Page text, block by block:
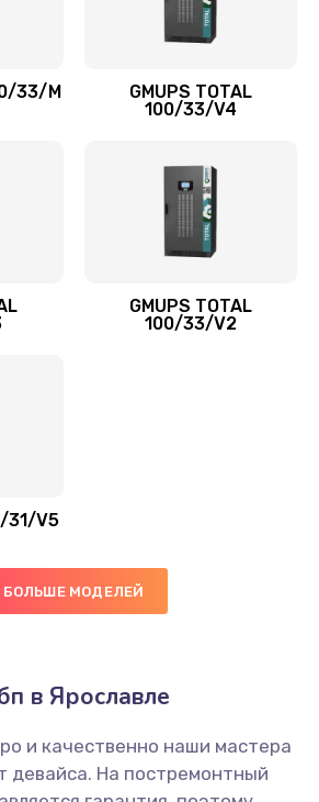
33/M
GMUPS TOTAL
100/33/V4
GMUPS TOTAL
100/33/V2
31/V5
БОЛЬШЕ МОДЕЛЕЙ
в Ярославле
и качественно наши мастера
девайса. На постремонтный